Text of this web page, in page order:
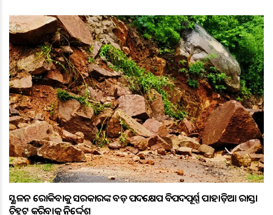
ଭୂସ୍ଖଳନ ରୋକିବାକୁ ସରକାରଙ୍କ ବଡ଼ ପଦକ୍ଷେପ ବିପଦପୂର୍ଣ୍ଣ ପାହାଡ଼ିଆ ରାସ୍ତା
ଚିହ୍ନଟ କରିବାକୁ ନିର୍ଦ୍ଦେଶ